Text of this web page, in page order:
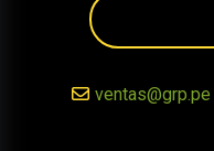
ventas@grp.pe